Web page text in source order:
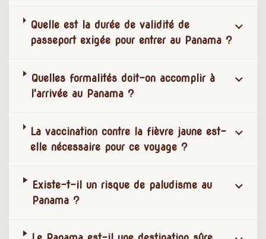
Quelle est la durée de validité de
passeport exigée pour entrer au Panama ?
Quelles formalités doit-on accomplir à
l'arrivée au Panama ?
La vaccination contre la fièvre jaune est-
elle nécessaire pour ce voyage ?
Existe-t-il un risque de paludisme au
Panama ?